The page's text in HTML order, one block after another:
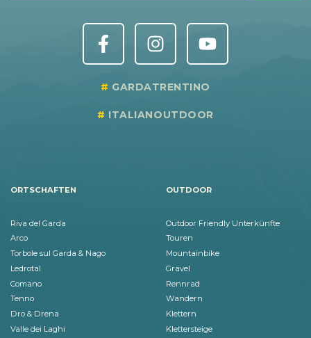
GARDATRENTINO
ITALIANOUTDOOR
ORTSCHAFTEN
Riva del Garda
Arco
Torbole sul Garda & Nago
Ledrotal
Comano
Tenno
Dro & Drena
Valle dei Laghi
OUTDOOR
Outdoor Friendly Unterkünfte
Touren
Mountainbike
Gravel
Rennrad
Wandern
Klettern
Klettersteige